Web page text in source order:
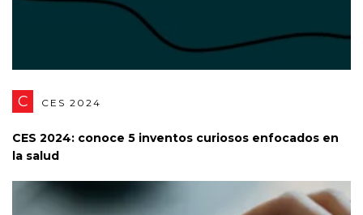
C CES 2024
CES 2024: conoce 5 inventos curiosos enfocados en
la salud